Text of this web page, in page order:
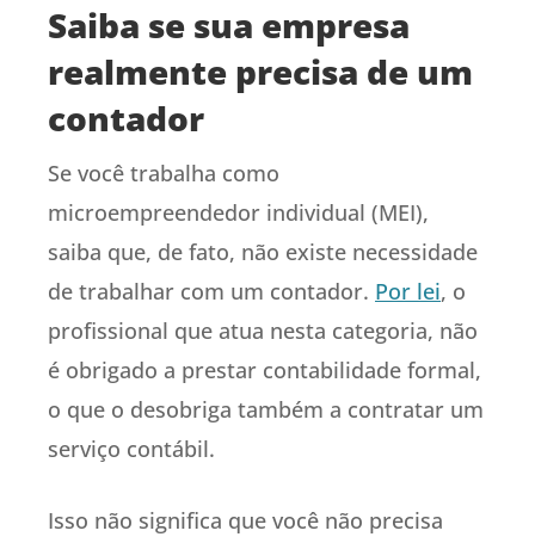
Saiba se sua empresa
realmente precisa de um
contador
Se você trabalha como
microempreendedor individual (MEI),
saiba que, de fato, não existe necessidade
de trabalhar com um contador. Por lei, o
profissional que atua nesta categoria, não
é obrigado a prestar contabilidade formal,
o que o desobriga também a contratar um
serviço contábil.
Isso não significa que você não precisa